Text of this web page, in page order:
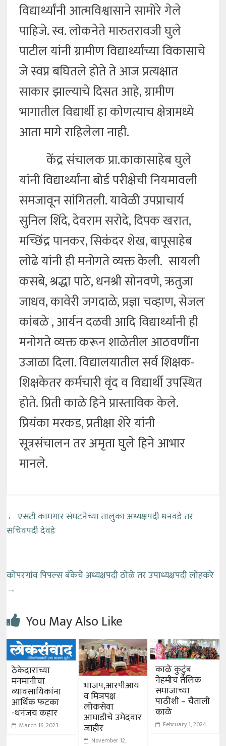
विद्यार्थ्यांनी आत्मविश्वासाने सामोरे गेले
पाहिजे. स्व. लोकनेते मारुतरावजी घुले
पाटील यांनी ग्रामीण विद्यार्थ्यांच्या विकासाचे
जे स्वप्न बघितले होते ते आज प्रत्यक्षात
साकार झाल्याचे दिसत आहे, ग्रामीण
भागातील विद्यार्थी हा कोणत्याच क्षेत्रामध्ये
आता मागे राहिलेला नाही.
केंद्र संचालक प्रा.काकासाहेब घुले
यांनी विद्यार्थ्यांना बोर्ड परीक्षेची नियमावली
समजावून सांगितली. यावेळी उपप्राचार्य
सुनिल शिंदे, देवराम सरोदे, दिपक खरात,
मच्छिंद्र पानकर, सिकंदर शेख, बापूसाहेब
लोढे यांनी ही मनोगते व्यक्त केली. सायली
कसबे, श्रद्धा पाठे, धनश्री सोनवणे, ऋतुजा
जाधव, कावेरी जगदाळे, प्रज्ञा चव्हाण, सेजल
कांबळे , आर्यन दळवी आदि विद्यार्थ्यांनी ही
मनोगते व्यक्त करून शाळेतील आठवणींना
उजाळा दिला. विद्यालयातील सर्व शिक्षक-
शिक्षकेतर कर्मचारी वृंद व विद्यार्थी उपस्थित
होते. प्रिती काळे हिने प्रास्ताविक केले.
प्रियंका मरकड, प्रतीक्षा शेरे यांनी
सूत्रसंचालन तर अमृता घुले हिने आभार
मानले.
← एसटी कामगार संघटनेच्या तालुका अध्यक्षपदी धनवडे तर
सचिवपदी देवडे
कोपरगांव पिपल्स बॅकेचे अध्यक्षपदी ठोळे तर उपाध्यक्षपदी लोहकरे
→
You May Also Like
ठेकेदाराच्या
मनमानीचा
व्यावसायिकांना
आर्थिक फटका
-धनंजय कहार
March 16, 2023
भाजप,आरपीआय
व मिञपक्ष
लोकसेवा
आघाडीचे उमेदवार
जाहीर
November 12,
काळे कुटुंब
नेहमीच तैलिक
समाजाच्या
पाठीशी – चैताली
काळे
February 1, 2024